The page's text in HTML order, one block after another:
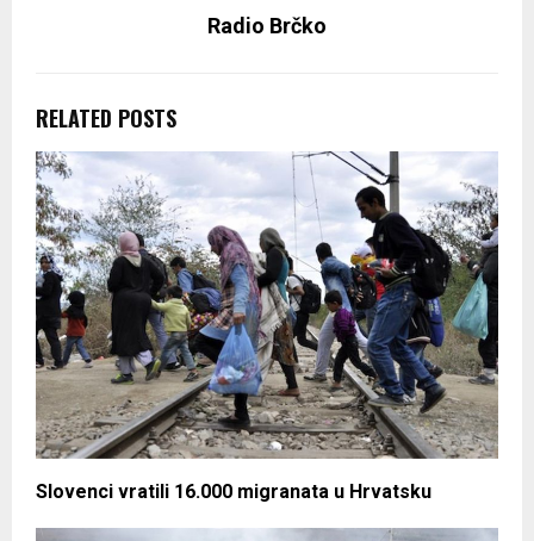
Radio Brčko
RELATED POSTS
Slovenci vratili 16.000 migranata u Hrvatsku